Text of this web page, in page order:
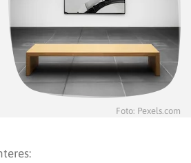
Foto: Pexels.com